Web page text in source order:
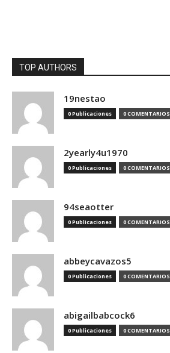
TOP AUTHORS
19nestao
0 Publicaciones 0 COMENTARIOS
2yearly4u1970
0 Publicaciones 0 COMENTARIOS
94seaotter
0 Publicaciones 0 COMENTARIOS
abbeycavazos5
0 Publicaciones 0 COMENTARIOS
abigailbabcock6
0 Publicaciones 0 COMENTARIOS